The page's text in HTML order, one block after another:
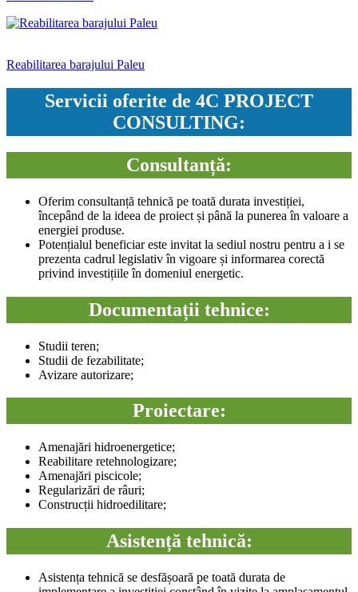
Reabilitarea barajului Paleu
Servicii oferite de 4C PROJECT
CONSULTING:
Consultanță:
Oferim consultanță tehnică pe toată durata investiției,
începând de la ideea de proiect și până la punerea în valoare a
energiei produse.
Potențialul beneficiar este invitat la sediul nostru pentru a i se
prezenta cadrul legislativ în vigoare și informarea corectă
privind investițiile în domeniul energetic.
Documentații tehnice:
Studii teren;
Studii de fezabilitate;
Avizare autorizare;
Proiectare:
Amenajări hidroenergetice;
Reabilitare retehnologizare;
Amenajări piscicole;
Regularizări de râuri;
Construcții hidroedilitare;
Asistență tehnică:
Asistența tehnică se desfășoară pe toată durata de